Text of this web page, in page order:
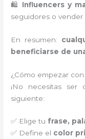
🛍️ Influencers y
seguidores o vender
En resumen:
beneficiarse de
¿Cómo empezar
¡No necesitas ser
siguiente:
✅ Elige tu frase,
✅ Define el color